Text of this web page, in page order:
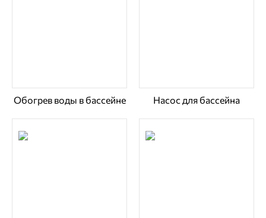
Обогрев воды в бассейне Насос для бассейна